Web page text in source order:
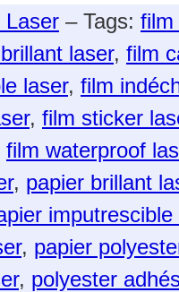
Laser – Tags: film
laser, film
laser, film
, film sticker
film waterproof
, papier brillant
imputrescible
, papier
, polyester